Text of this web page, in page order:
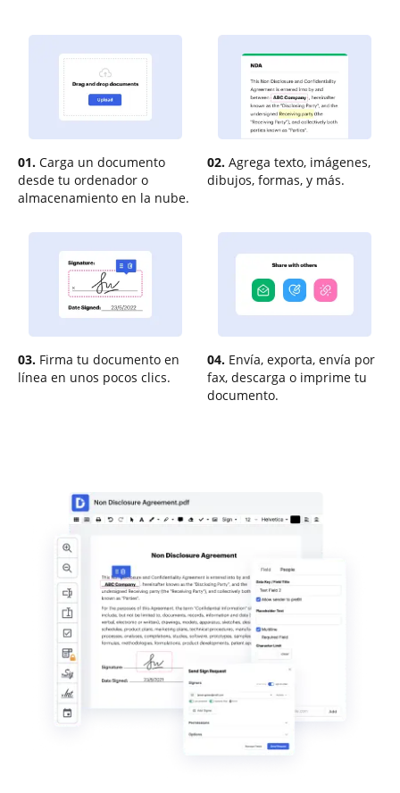
01. Carga un documento
desde tu ordenador o
almacenamiento en la nube.
02. Agrega texto, imágenes,
dibujos, formas, y más.
03. Firma tu documento en
línea en unos pocos clics.
04. Envía, exporta, envía por
fax, descarga o imprime tu
documento.